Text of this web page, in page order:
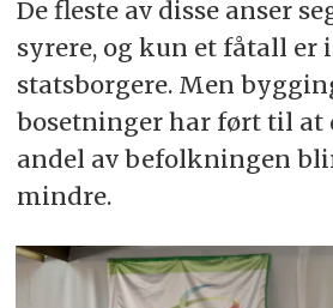
De fleste av disse anser
syrere, og kun et fåtall er
statsborgere. Men
bosetninger har ført til at
andel av befolkningen
mindre.